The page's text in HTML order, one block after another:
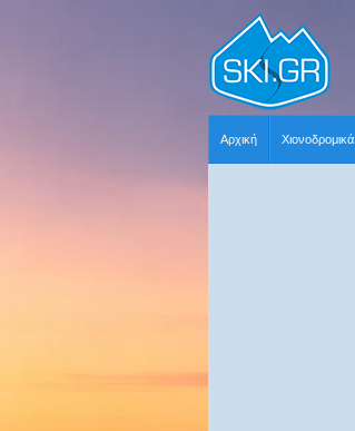
Αρχική Χιονοδρομικά